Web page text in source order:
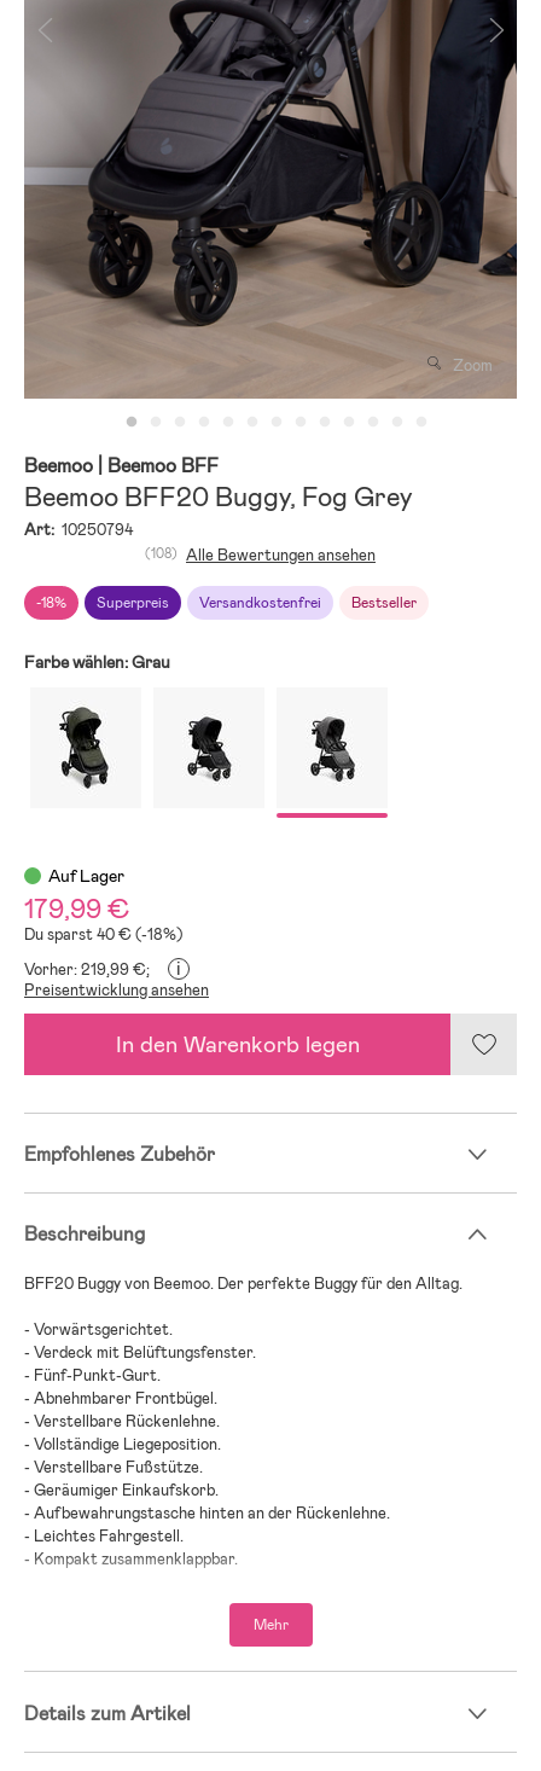
Zoom
Beemoo | Beemoo BFF
Beemoo BFF20 Buggy, Fog Grey
Art: 10250794
-18% Superpreis Versandkostenfrei Bestseller
(108) Alle Bewertungen ansehen
Farbe wählen:Grau
Auf Lager
179,99 €
Du sparst 40 € (-18%)
Vorher: 219,99 €;
i
Preisentwicklung ansehen
In den Warenkorb legen
Empfohlenes Zubehör
Beschreibung
BFF20 Buggy von Beemoo. Der perfekte Buggy für den Alltag.
- Vorwärtsgerichtet.
- Verdeck mit Belüftungsfenster.
- Fünf-Punkt-Gurt.
- Abnehmbarer Frontbügel.
- Verstellbare Rückenlehne.
- Vollständige Liegeposition.
- Verstellbare Fußstütze.
- Geräumiger Einkaufskorb.
- Aufbewahrungstasche hinten an der Rückenlehne.
- Leichtes Fahrgestell.
- Kompakt zusammenklappbar.
- Altersempfehlung: ab 6 Monaten.
- Stoff: 300D Oxford.
Mehr
Details zum Artikel